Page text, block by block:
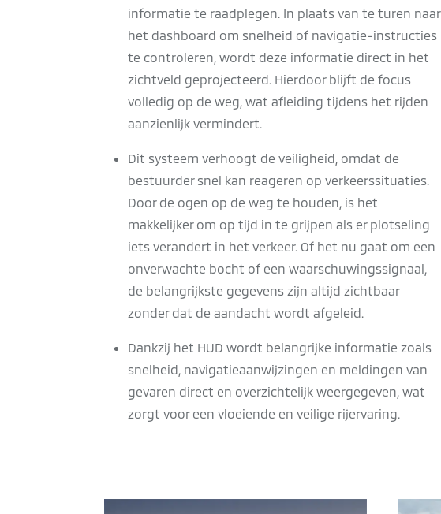
informatie te raadplegen. In plaats van te turen naar
het dashboard om snelheid of navigatie-instructies
te controleren, wordt deze informatie direct in het
zichtveld geprojecteerd. Hierdoor blijft de focus
volledig op de weg, wat afleiding tijdens het rijden
aanzienlijk vermindert.
Dit systeem verhoogt de veiligheid, omdat de
bestuurder snel kan reageren op verkeerssituaties.
Door de ogen op de weg te houden, is het
makkelijker om op tijd in te grijpen als er plotseling
iets verandert in het verkeer. Of het nu gaat om een
onverwachte bocht of een waarschuwingssignaal,
de belangrijkste gegevens zijn altijd zichtbaar
zonder dat de aandacht wordt afgeleid.
Dankzij het HUD wordt belangrijke informatie zoals
snelheid, navigatieaanwijzingen en meldingen van
gevaren direct en overzichtelijk weergegeven, wat
zorgt voor een vloeiende en veilige rijervaring.